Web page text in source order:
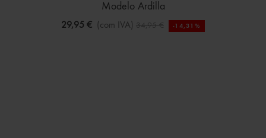
Modelo Ardilla
29,95 € (com IVA) 34,95 € -14,31%